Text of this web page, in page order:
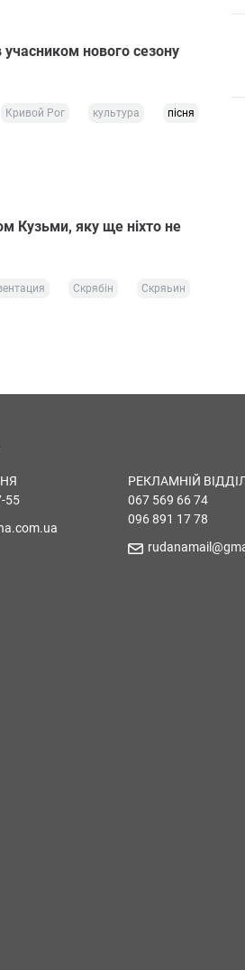
нового сезону
Кривой Рог культура
пісня
Кузьми, яку ще ніхто не
Скрябін Скряьин
55
РЕКЛАМНІЙ
067 569 66 74
096 891 17 78